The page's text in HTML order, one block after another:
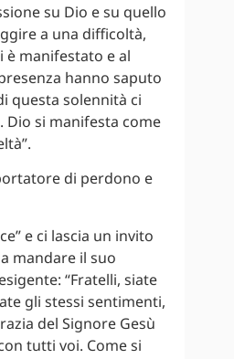
su Dio e su quello
a una difficoltà,
è manifestato e al
hanno saputo
questa solennità ci
si manifesta come
di perdono e
e ci lascia un invito
mandare il suo
“Fratelli, siate
gli stessi sentimenti,
del Signore Gesù
tutti voi. Come si